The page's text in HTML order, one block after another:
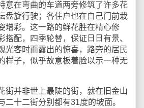
意在弯曲的车道两旁修筑了许多花
盘旋行驶；各住户也在自己门前栽
增彩。这一路的鲜花胜在精心修
搭配，四季轮替，保证日日有景、
光客时而露出的惊喜，路旁的居民
样子，似乎故意板着脸以示一种无
并非世上最陡的街，就在旧金山
二十二街分别都有31度的坡面。